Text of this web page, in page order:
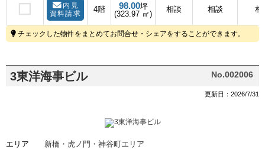
内見
資料請求
4階 98.00坪
(323.97 ㎡)
相談 相談 相
チェックした物件をまとめてお問合せ・シェアをすることができます。
3東洋海事ビル No.002006
更新日：2026/7/31
エリア
新橋・虎ノ門・神谷町エリア